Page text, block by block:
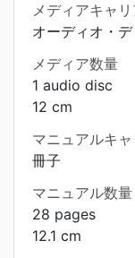
メディアキャ
オーディオ・デ
メディア数量
1 audio disc
12 cm
マニュアルキ
冊子
マニュアル数量
28 pages
12.1 cm